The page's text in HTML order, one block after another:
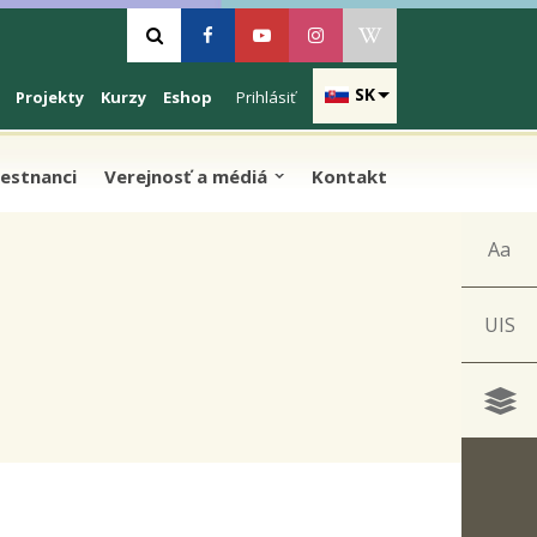
Vyhľadávanie
FacebookYoutubeInstagramWikipedia
SK
Prihlásiť
Projekty Kurzy Eshop
Verejnosť a médiá Kontakt
Aa
UIS